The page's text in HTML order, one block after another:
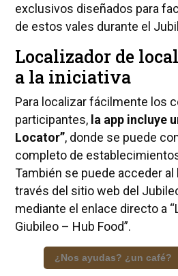
exclusivos diseñados para
de estos vales durante el
Localizador de
a la iniciativa
Para localizar fácilmente los
participantes, la app incluye
Locator”, donde se puede
completo de
También se puede acceder al
través del sitio web del
mediante el enlace directo a
Giubileo – Hub Food”.
¿Nos ayudas? ¿un café?